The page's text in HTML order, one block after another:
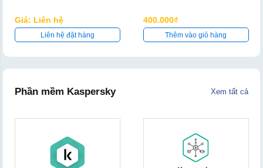
Giá: Liên hệ
Liên hệ đặt hàng
400.000₫
Thêm vào giỏ hàng
Phần mềm Kaspersky Xem tất cả